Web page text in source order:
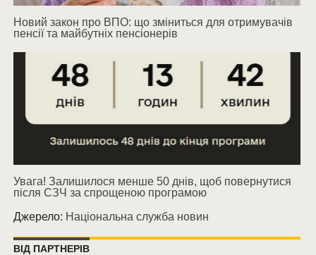
Новий закон про ВПО: що зміниться для отримувачів
пенсії та майбутніх пенсіонерів
Увага! Залишилося менше 50 днів, щоб повернутися
після СЗЧ за спрощеною програмою
Джерело: Національна служба новин
ВІД ПАРТНЕРІВ